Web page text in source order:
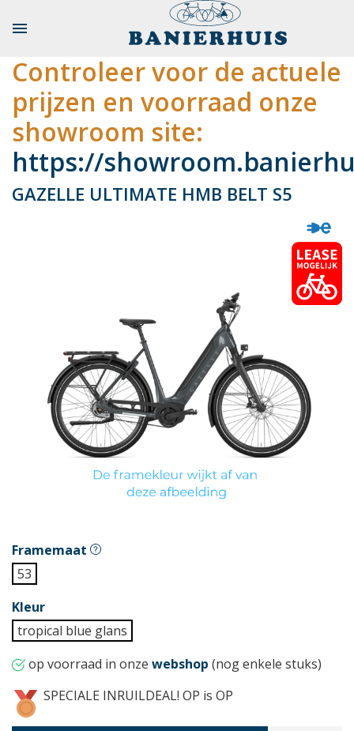

Controleer voor de actuele
prijzen en voorraad onze
showroom site:
https://
GAZELLE ULTIMATE HMB BELT S5
Framemaat
53
Kleur
tropical blue glans
op voorraad in onze webshop (nog enkele stuks)
SPECIALE INRUILDEAL! OP is OP